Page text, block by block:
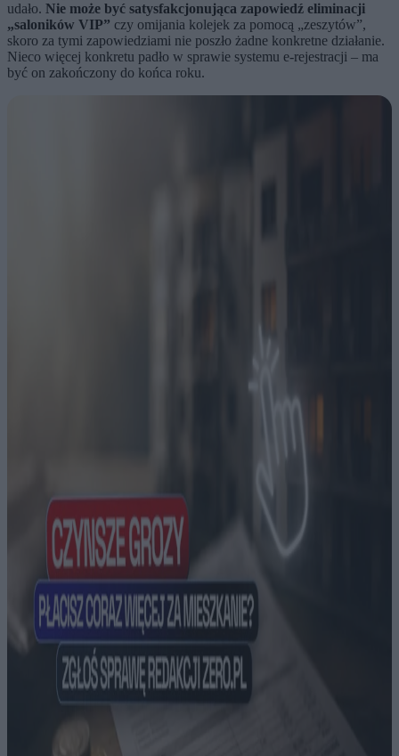
udało. Nie może być satysfakcjonująca zapowiedź eliminacji
„saloników VIP” czy omijania kolejek za pomocą „zeszytów”,
skoro za tymi zapowiedziami nie poszło żadne konkretne działanie.
Nieco więcej konkretu padło w sprawie systemu e-rejestracji – ma
być on zakończony do końca roku.